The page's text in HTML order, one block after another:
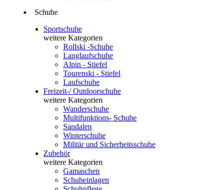
Schuhe
Sportschuhe
weitere Kategorien
Rollski -Schuhe
Langlaufschuhe
Alpin - Stiefel
Tourenski - Stiefel
Laufschuhe
Freizeit-/ Outdoorschuhe
weitere Kategorien
Wanderschuhe
Multifunktions- Schuhe
Sandalen
Winterschuhe
Militär und Sicherheitsschuhe
Zubehör
weitere Kategorien
Gamaschen
Schuheinlagen